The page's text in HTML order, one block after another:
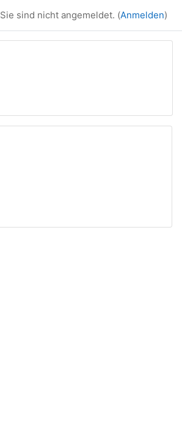
Sie sind nicht angemeldet. (Anmelden)